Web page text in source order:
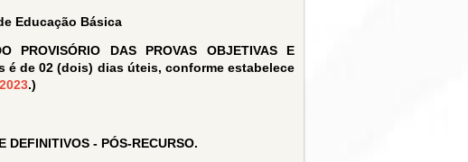
Educação Básica
PROVISÓRIO DAS PROVAS OBJETIVAS E
é de 02 (dois) dias úteis, conforme estabelece
.)
DEFINITIVOS - PÓS-RECURSO.